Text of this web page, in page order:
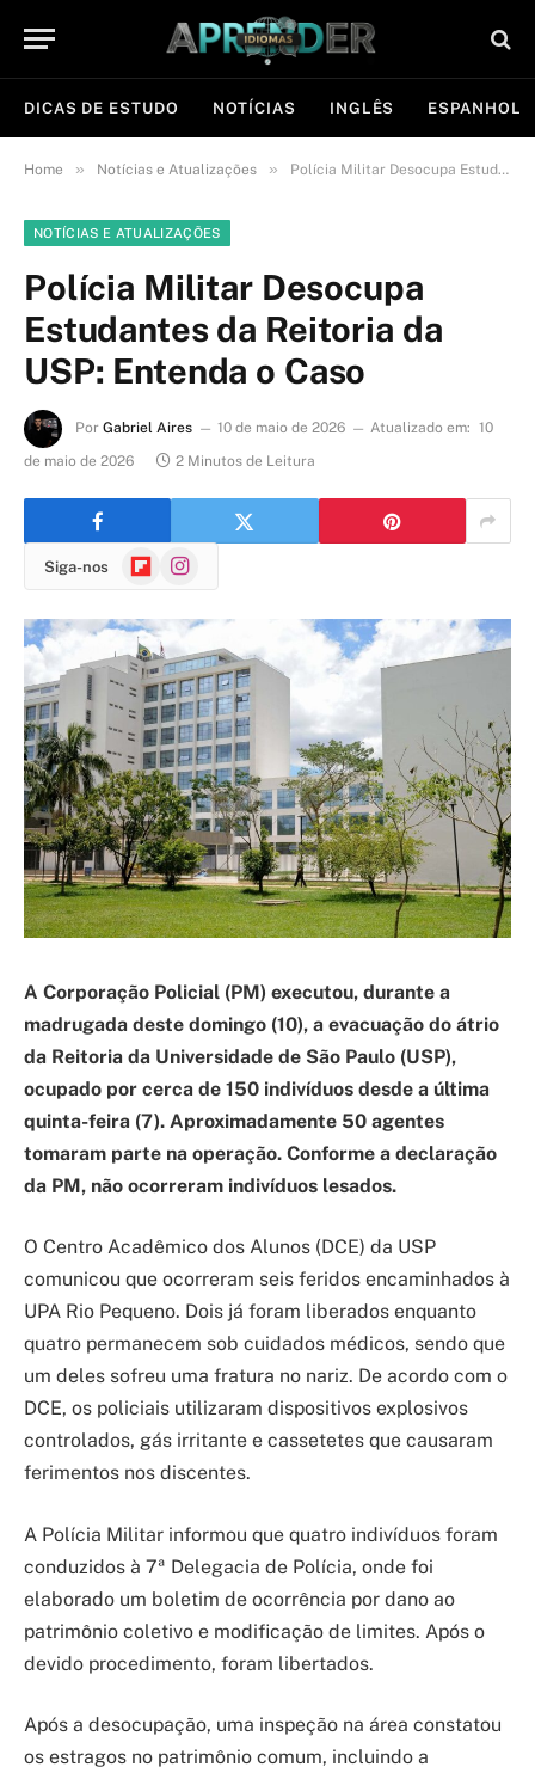
DICAS DE ESTUDO NOTÍCIAS INGLÊS ESPANHOL
Home » Notícias e Atualizações » Polícia Militar Desocupa Estudantes da Reitoria da USP: Entenda o Caso
NOTÍCIAS E ATUALIZAÇÕES
Polícia Militar Desocupa
Estudantes da Reitoria da
USP: Entenda o Caso
Por Gabriel Aires 10 de maio de 2026 Atualizado em: 10
de maio de 2026
2 Minutos de Leitura
Siga-nos FlipboardInstagram
A Corporação Policial (PM) executou, durante a
madrugada deste domingo (10), a evacuação do átrio
da Reitoria da Universidade de São Paulo (USP),
ocupado por cerca de 150 indivíduos desde a última
quinta-feira (7). Aproximadamente 50 agentes
tomaram parte na operação. Conforme a declaração
da PM, não ocorreram indivíduos lesados.
O Centro Acadêmico dos Alunos (DCE) da USP
comunicou que ocorreram seis feridos encaminhados à
UPA Rio Pequeno. Dois já foram liberados enquanto
quatro permanecem sob cuidados médicos, sendo que
um deles sofreu uma fratura no nariz. De acordo com o
DCE, os policiais utilizaram dispositivos explosivos
controlados, gás irritante e cassetetes que causaram
ferimentos nos discentes.
A Polícia Militar informou que quatro indivíduos foram
conduzidos à 7ª Delegacia de Polícia, onde foi
elaborado um boletim de ocorrência por dano ao
patrimônio coletivo e modificação de limites. Após o
devido procedimento, foram libertados.
Após a desocupação, uma inspeção na área constatou
os estragos no patrimônio comum, incluindo a